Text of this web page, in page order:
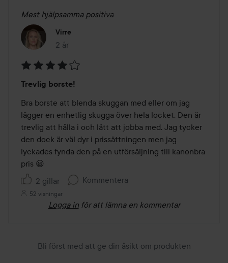
Mest hjälpsamma positiva
Virre
2 år
Inlägget skapades 2 år
4
av
5
Trevlig borste!
Bra borste att blenda skuggan med eller om jag
lägger en enhetlig skugga över hela locket. Den är
trevlig att hålla i och lätt att jobba med. Jag tycker
den dock är väl dyr i prissättningen men jag
lyckades fynda den på en utförsäljning till kanonbra
pris 😀
2 gillar
Kommentera
52 visningar
Logga in för att lämna en kommentar
Bli först med att ge din åsikt om produkten